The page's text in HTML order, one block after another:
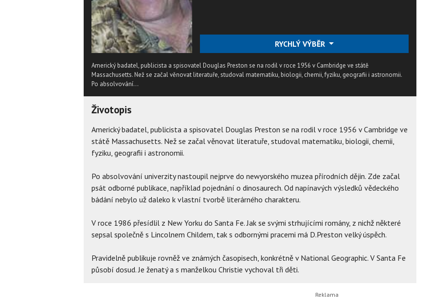
RYCHLÝ VÝBĚR
Americký badatel, publicista a spisovatel Douglas Preston se na rodil v roce 1956 v Cambridge ve státě
Massachusetts. Než se začal věnovat literatuře, studoval matematiku, biologii, chemii, fyziku, geografii i astronomii.
Po absolvování...
Životopis
Americký badatel, publicista a spisovatel Douglas Preston se na rodil v roce 1956 v Cambridge ve
státě Massachusetts. Než se začal věnovat literatuře, studoval matematiku, biologii, chemii,
fyziku, geografii i astronomii.
Po absolvování univerzity nastoupil nejprve do newyorského muzea přírodních dějin. Zde začal
psát odborné publikace, například pojednání o dinosaurech. Od napínavých výsledků vědeckého
bádání nebylo už daleko k vlastní tvorbě literárného charakteru.
V roce 1986 přesídlil z New Yorku do Santa Fe. Jak se svými strhujícími romány, z nichž některé
sepsal společně s Lincolnem Childem, tak s odbornými pracemi má D.Preston velký úspěch.
Pravidelně publikuje rovněž ve známých časopisech, konkrétně v National Geographic. V Santa Fe
působí dosud. Je ženatý a s manželkou Christie vychoval tři děti.